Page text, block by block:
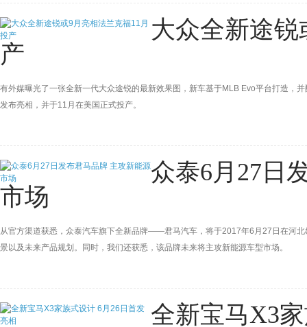
大众全新途锐
产
有外媒曝光了一张全新一代大众途锐的最新效果图，新车基于MLB Evo平台打造，
发布亮相，并于11月在美国正式投产。
众泰6月27日
市场
从官方渠道获悉，众泰汽车旗下全新品牌——君马汽车，将于2017年6月27日在河
景以及未来产品规划。同时，我们还获悉，该品牌未来将主攻新能源车型市场。
全新宝马X3